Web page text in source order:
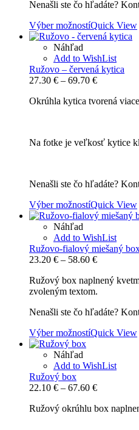
Nenašli ste čo hľadáte?
Výber možnostíQuick View
Náhľad
Add to WishList
Ružovo – červená kytica
27.30 € – 69.70 €Price
27.30 €
Okrúhla kytica tvorená
Na fotke je veľkosť kytice
Nenašli ste čo hľadáte?
Výber možnostíQuick View
Náhľad
Add to WishList
Ružovo-fialový miešaný
23.20 € – 58.60 €Price
23.20 €
through
Ružový box naplnený
zvoleným textom.
Nenašli ste čo hľadáte?
Výber možnostíQuick View
Náhľad
Add to WishList
Ružový box
22.10 € – 67.60 €Price
22.10 €
Ružový okrúhlu box